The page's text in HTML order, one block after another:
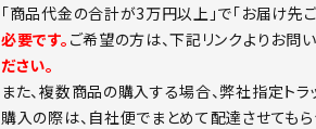
「商品代金の合計が3万円以上」で「お届け先
必要です。 ご希望の方は、下記リンクよりお問
ださい。
また、複数商品の購入する場合、弊社指定ト
購入の際は、自社便でまとめて配達させても